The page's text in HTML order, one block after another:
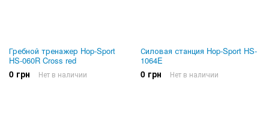
Гребной тренажер Hop-Sport
HS-060R Cross red
0 грн Нет в наличии
Силовая станция Hop-Sport HS-
1064E
0 грн Нет в наличии